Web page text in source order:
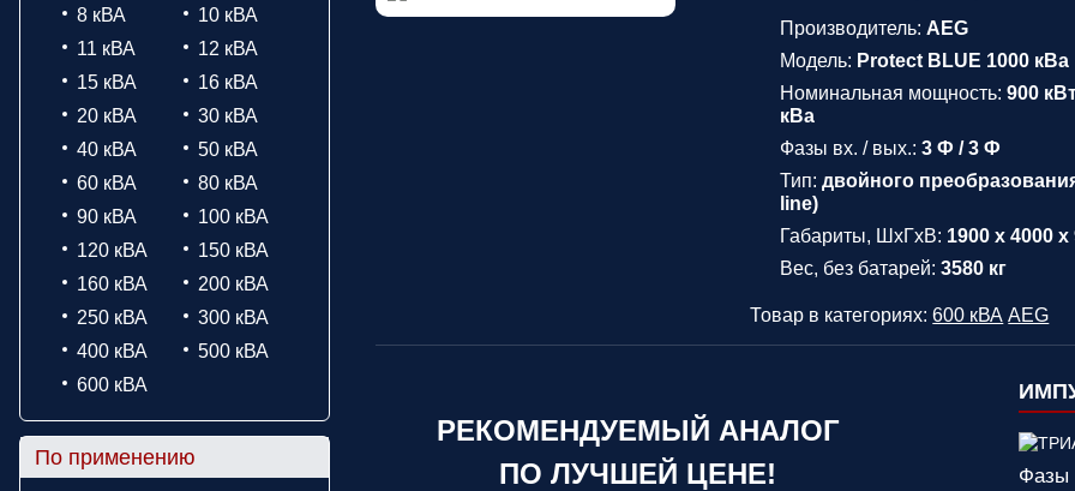
8 кВА
10 кВА
11 кВА
12 кВА
15 кВА
16 кВА
20 кВА
30 кВА
40 кВА
50 кВА
60 кВА
80 кВА
90 кВА
100 кВА
120 кВА
150 кВА
160 кВА
200 кВА
250 кВА
300 кВА
400 кВА
500 кВА
600 кВА
По применению
Производитель: AEG
Модель: Protect BLUE 1000 кВа
Номинальная мощность:900
кВа
Фазы вх. / вых.:3 Ф / 3 Ф
Тип:двойного
line)
Габариты, ШхГхВ: 1900 x 4000
Вес, без батарей:3580 кг
Товар в категориях:600 кВА AEG
РЕКОМЕНДУЕМЫЙ АНАЛОГ
ПО ЛУЧШЕЙ ЦЕНЕ!
Фазы